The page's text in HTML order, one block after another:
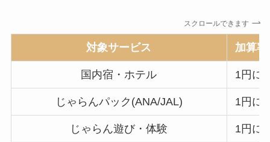
スクロールできます
対象サービス 加算率
国内宿・ホテル 1円に
じゃらんパック(ANA/JAL) 1円に
じゃらん遊び・体験 1円に